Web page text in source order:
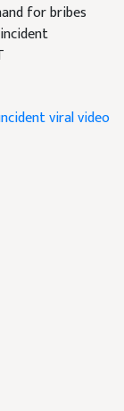
for bribes
viral video